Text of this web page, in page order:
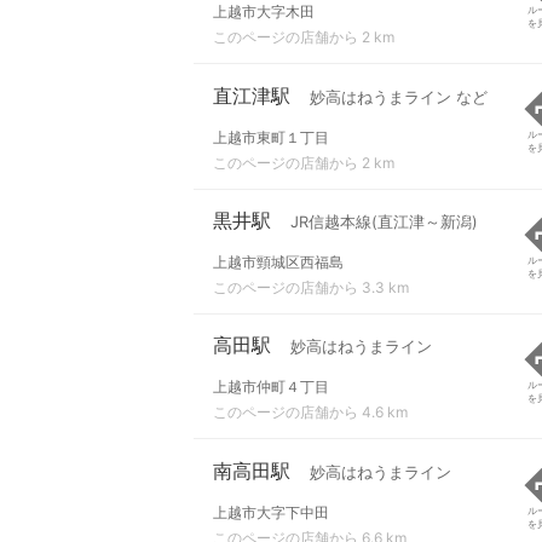
上越市大字木田
このページの店舗から 2 km
ル
を
直江津駅 妙高はねうまライン など
上越市東町１丁目
このページの店舗から 2 km
ル
を
黒井駅 JR信越本線(直江津～新潟)
上越市頸城区西福島
このページの店舗から 3.3 km
ル
を
高田駅 妙高はねうまライン
上越市仲町４丁目
このページの店舗から 4.6 km
ル
を
南高田駅 妙高はねうまライン
上越市大字下中田
このページの店舗から 6.6 km
ル
を